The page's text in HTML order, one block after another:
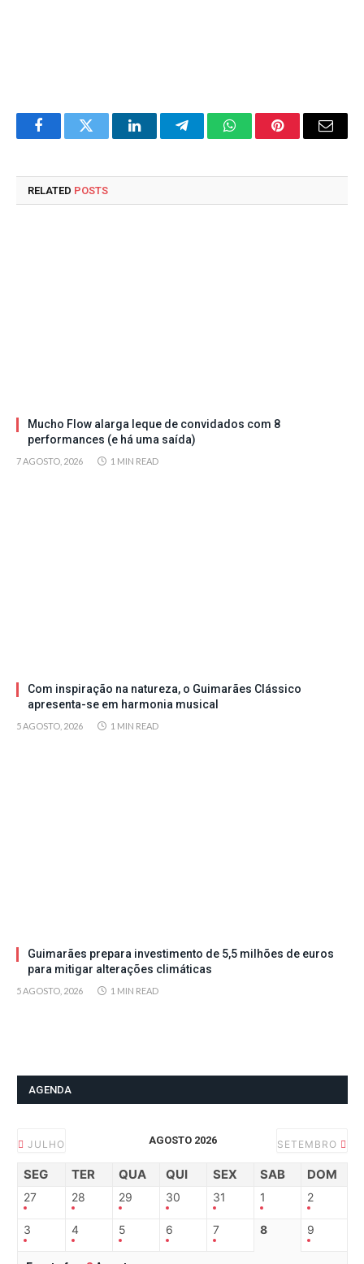
FacebookTwitter LinkedInTelegramWhatsAppPinterestEmail
RELATED POSTS
Mucho Flow alarga leque de convidados com 8
performances (e há uma saída)
7 AGOSTO, 2026 1 MIN READ
Com inspiração na natureza, o Guimarães Clássico
apresenta-se em harmonia musical
5 AGOSTO, 2026 1 MIN READ
Guimarães prepara investimento de 5,5 milhões de euros
para mitigar alterações climáticas
5 AGOSTO, 2026 1 MIN READ
AGENDA
JULHO AGOSTO 2026 SETEMBRO
SEG TER QUA QUI SEX SAB DOM
27 28 29 30 31 1 2
3 4 5 6 7 8 9